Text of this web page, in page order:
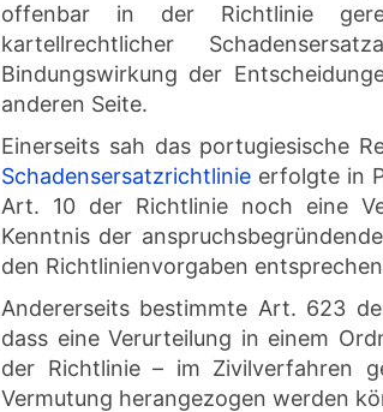
offenbar in der Richtlinie
kartellrechtlicher
Bindungswirkung der
anderen Seite.
Einerseits sah das portugiesische
Schadensersatzrichtlinie erfolgte in
Art. 10 der Richtlinie noch eine
Kenntnis der
den Richtlinienvorgaben
Andererseits bestimmte Art. 623
dass eine Verurteilung in einem
der Richtlinie – im Zivilverfahren
Vermutung herangezogen werden